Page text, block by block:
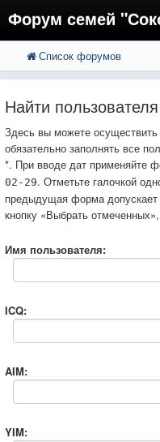
Форум семей
FAQ
Вход
Список форумов
Найти пользователя
Здесь вы можете осуществить
обязательно заполнять все
*. При вводе дат применяйте
02-29. Отметьте галочкой
предыдущая форма
кнопку «Выбрать
Имя пользователя:
ICQ:
AIM:
YIM: